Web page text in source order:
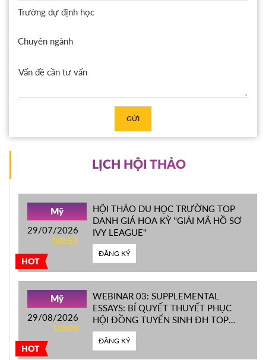
Trường dự định học
Chuyên ngành
GỬI
LỊCH HỘI THẢO
HOT
Mỹ
29/07/2026
08h54
HỘI THẢO DU HỌC TRƯỜNG TOP
DANH GIÁ HOA KỲ ''GIẢI MÃ HỒ SƠ
IVY LEAGUE''
ĐĂNG KÝ
HOT
Mỹ
29/08/2026
10h00
WEBINAR 03: SUPPLEMENTAL
ESSAYS: BÍ QUYẾT THUYẾT PHỤC
HỘI ĐỒNG TUYỂN SINH ĐH TOP
ĐẦU MỸ
ĐĂNG KÝ